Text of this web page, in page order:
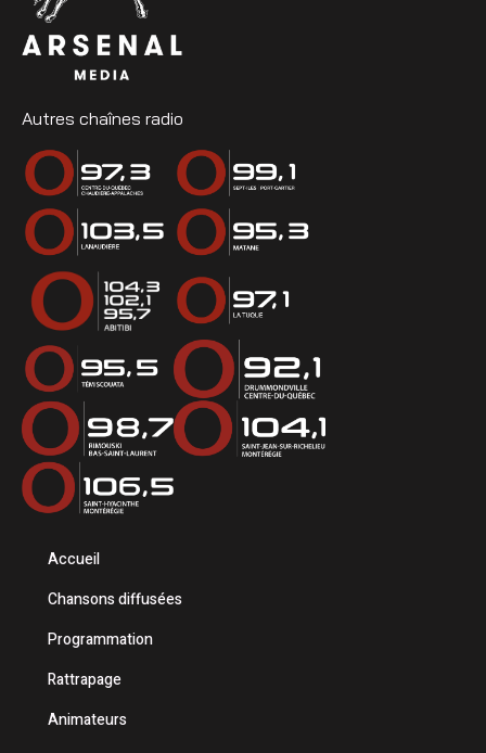
Autres chaînes radio
Accueil
Chansons diffusées
Programmation
Rattrapage
Animateurs